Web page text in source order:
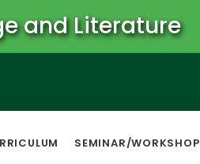
and Literature
SEMINAR/WORKSHOP